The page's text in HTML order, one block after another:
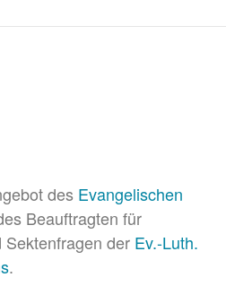
des Evangelischen
Beauftragten für
der Ev.-Luth.
.